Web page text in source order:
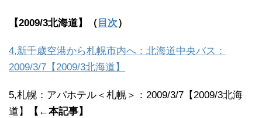
【2009/3北海道】（ 目次）
4,新千歳空港から札幌市内へ：北海道中央バス：
2009/3/7【2009/3北海道】
5,札幌：アパホテル＜札幌＞：2009/3/7【2009/3北海
道】
【←本記事】